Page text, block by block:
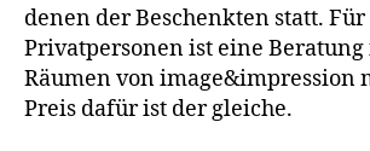
denen der Beschenkten statt. Für
Privatpersonen ist eine
Räumen von image&impression
Preis dafür ist der gleiche.